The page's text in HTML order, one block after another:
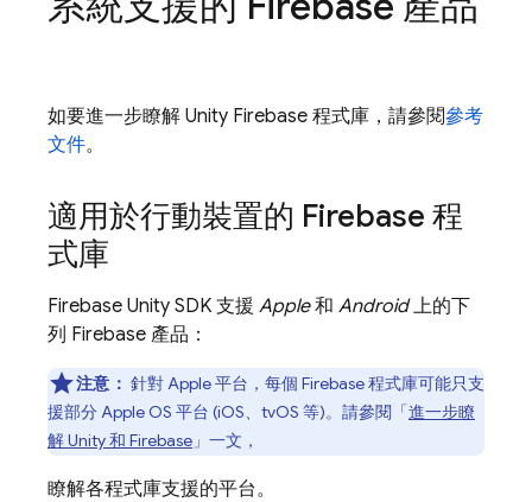
如要進一步瞭解 Unity Firebase 程式庫，請參閱參考
文件。
適用於行動裝置的 Firebase 程
式庫
Firebase Unity SDK 支援 Apple和 Android上的下
列 Firebase 產品：
注意： 針對 Apple 平台，每個 Firebase 程式庫可能只支
援部分 Apple OS 平台 (iOS、tvOS 等)。請參閱「進一步瞭
解 Unity 和 Firebase 」一文，
瞭解各程式庫支援的平台。